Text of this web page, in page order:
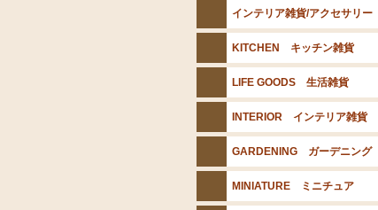
インテリア雑貨/アクセサリー
KITCHEN キッチン雑貨
LIFE GOODS 生活雑貨
INTERIOR インテリア雑貨
GARDENING ガーデニング
MINIATURE ミニチュア